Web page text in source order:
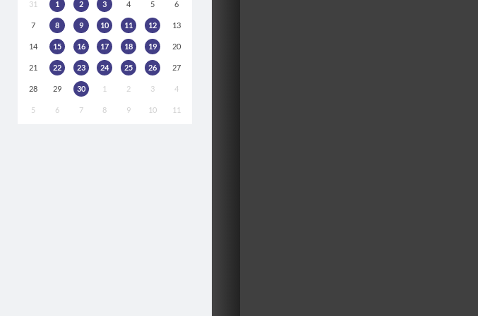
31 1 2 3 4 5 6
7 8 9 10 11 12 13
14 15 16 17 18 19 20
21 22 23 24 25 26 27
28 29 30 1 2 3 4
5 6 7 8 9 10 11